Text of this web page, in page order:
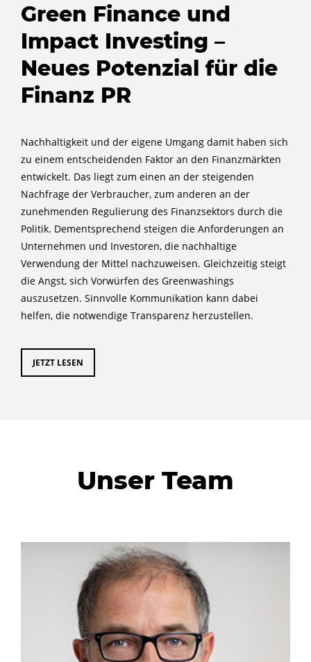
Green Finance und
Impact Investing –
Neues Potenzial für die
Finanz PR
Nachhaltigkeit und der eigene Umgang damit haben sich
zu einem entscheidenden Faktor an den Finanzmärkten
entwickelt. Das liegt zum einen an der steigenden
Nachfrage der Verbraucher, zum anderen an der
zunehmenden Regulierung des Finanzsektors durch die
Politik. Dementsprechend steigen die Anforderungen an
Unternehmen und Investoren, die nachhaltige
Verwendung der Mittel nachzuweisen. Gleichzeitig steigt
die Angst, sich Vorwürfen des Greenwashings
auszusetzen. Sinnvolle Kommunikation kann dabei
helfen, die notwendige Transparenz herzustellen.
JETZT LESEN
Unser Team